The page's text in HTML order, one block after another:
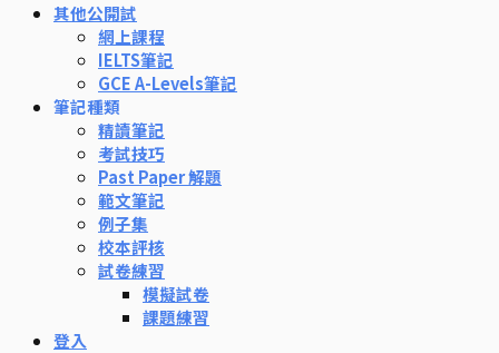
其他公開試
網上課程
IELTS筆記
GCE A-Levels筆記
筆記種類
精讀筆記
考試技巧
Past Paper 解題
範文筆記
例子集
校本評核
試卷練習
模擬試卷
課題練習
登入